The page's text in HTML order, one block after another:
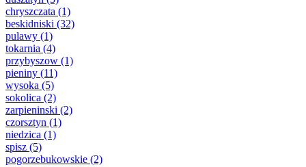
chryszczata (1)
beskidniski (32)
pulawy (1)
tokarnia (4)
przybyszow (1)
pieniny (11)
wysoka (5)
sokolica (2)
zarpieninski (2)
czorsztyn (1)
niedzica (1)
spisz (5)
pogorzebukowskie (2)